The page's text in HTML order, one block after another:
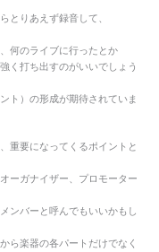
とりあえず録音して、
何のライブに行ったとか
く打ち出すのがいいでしょう
ト）の形成が期待されていま
重要になってくるポイントと
ーガナイザー、プロモーター
ンバーと呼んでもいいかもし
ら楽器の各パートだけでなく